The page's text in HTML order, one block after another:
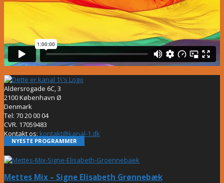
Aldersrogade 6C, 3
2100 København Ø
Denmark
Tel: 70 20 00 04
CVR. 17059483
Kontakt os: kontakt@kanal-1.dk
NYESTE PROGRAMMER
Mettes Mix – Signe Elisabeth Grønnebæk